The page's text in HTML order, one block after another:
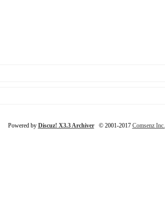
Powered by Discuz! X3.3 Archiver© 2001-2017 Comsenz Inc.